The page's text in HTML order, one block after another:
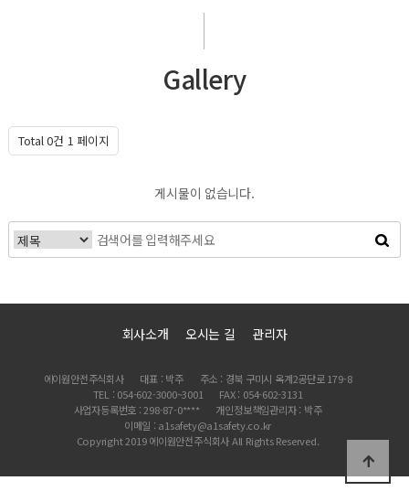
Gallery
Total 0건 1 페이지
게시물이 없습니다.
회사소개 오시는 길 관리자
에이원안전주식회사 대표 : 박주
주소 : 경북 구미시 옥계2공단로 179-8
TEL : 054-602-3000~3001
FAX : 054-602-3131
사업자등록번호 : 298-87-0****
개인정보책임관리자 : 박주
이메일 : a1safety@a1safety.co.kr
Copyright 2019 에이원안전주식회사 All Rights Reserved.